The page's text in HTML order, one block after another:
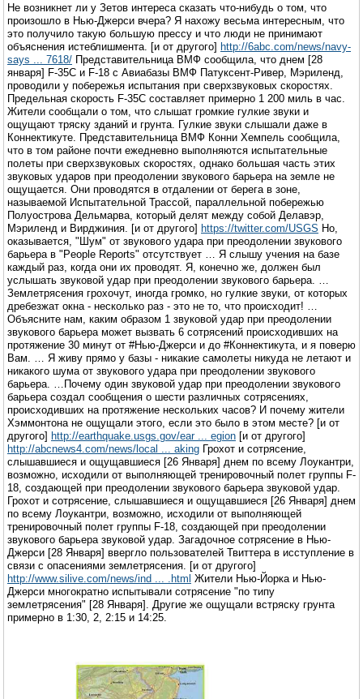
Не возникнет ли у Зетов интереса сказать что-нибудь о том, что
произошло в Нью-Джерси вчера? Я нахожу весьма интересным, что
это получило такую большую прессу и что люди не принимают
объяснения истеблишмента. [и от другого] http://6abc.com/news/navy-
says ... 7618/ Представительница ВМФ сообщила, что днем [28
января] F-35C и F-18 с Авиабазы ВМФ Патуксент-Ривер, Мэриленд,
проводили у побережья испытания при сверхзвуковых скоростях.
Предельная скорость F-35C составляет примерно 1 200 миль в час.
Жители сообщали о том, что слышат громкие гулкие звуки и
ощущают тряску зданий и грунта. Гулкие звуки слышали даже в
Коннектикуте. Представительница ВМФ Конни Хемпель сообщила,
что в том районе почти ежедневно выполняются испытательные
полеты при сверхзвуковых скоростях, однако большая часть этих
звуковых ударов при преодолении звукового барьера на земле не
ощущается. Они проводятся в отдалении от берега в зоне,
называемой Испытательной Трассой, параллельной побережью
Полуострова Дельмарва, который делят между собой Делавэр,
Мэриленд и Вирджиния. [и от другого] https://twitter.com/USGS Но,
оказывается, "Шум" от звукового удара при преодолении звукового
барьера в "People Reports" отсутствует … Я слышу учения на базе
каждый раз, когда они их проводят. Я, конечно же, должен был
услышать звуковой удар при преодолении звукового барьера. …
Землетрясения грохочут, иногда громко, но гулкие звуки, от которых
дребезжат окна - несколько раз - это не то, что происходит! …
Объясните нам, каким образом 1 звуковой удар при преодолении
звукового барьера может вызвать 6 сотрясений происходивших на
протяжение 30 минут от #Нью-Джерси и до #Коннектикута, и я поверю
Вам. … Я живу прямо у базы - никакие самолеты никуда не летают и
никакого шума от звукового удара при преодолении звукового
барьера. …Почему один звуковой удар при преодолении звукового
барьера создал сообщения о шести различных сотрясениях,
происходивших на протяжение нескольких часов? И почему жители
Хэммонтона не ощущали этого, если это было в этом месте? [и от
другого] http://earthquake.usgs.gov/ear ... egion [и от другого]
http://abcnews4.com/news/local ... aking Грохот и сотрясение,
слышавшиеся и ощущавшиеся [26 Января] днем по всему Лоукантри,
возможно, исходили от выполняющей тренировочный полет группы F-
18, создающей при преодолении звукового барьера звуковой удар.
Грохот и сотрясение, слышавшиеся и ощущавшиеся [26 Января] днем
по всему Лоукантри, возможно, исходили от выполняющей
тренировочный полет группы F-18, создающей при преодолении
звукового барьера звуковой удар. Загадочное сотрясение в Нью-
Джерси [28 Января] ввергло пользователей Твиттера в исступление в
связи с опасениями землетрясения. [и от другого]
http://www.silive.com/news/ind ... .html Жители Нью-Йорка и Нью-
Джерси многократно испытывали сотрясение "по типу
землетрясения" [28 Января]. Другие же ощущали встряску грунта
примерно в 1:30, 2, 2:15 и 14:25.